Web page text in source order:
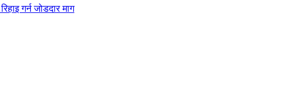
गर्न जोडदार माग